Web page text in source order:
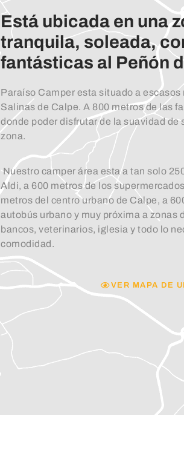
Está ubicada en una
tranquila, soleada,
fantásticas al Peñón
Paraíso Camper esta situado a
Salinas de Calpe. A 800 metros de las
donde poder disfrutar de la suavidad de
zona.
Nuestro camper área esta a tan solo
Aldi, a 600 metros de los
metros del centro urbano de Calpe, a
autobús urbano y muy próxima a zonas
bancos, veterinarios, iglesia y todo lo
comodidad.
VER MAPA DE